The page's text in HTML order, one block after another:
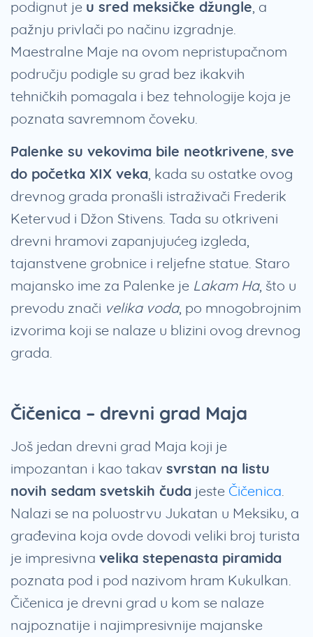
podignut je u sred meksičke džungle , a
pažnju privlači po načinu izgradnje.
Maestralne Maje na ovom nepristupačnom
području podigle su grad bez ikakvih
tehničkih pomagala i bez tehnologije koja je
poznata savremnom čoveku.
Palenke su vekovima bile neotkrivene sve
do početka XIX veka , kada su ostatke ovog
drevnog grada pronašli istraživači Frederik
Ketervud i Džon Stivens. Tada su otkriveni
drevni hramovi zapanjujućeg izgleda,
tajanstvene grobnice i reljefne statue. Staro
majansko ime za Palenke je Lakam Ha, što u
prevodu znači velika voda, po mnogobrojnim
izvorima koji se nalaze u blizini ovog drevnog
grada.
Čičenica – drevni grad Maja
Još jedan drevni grad Maja koji je
impozantan i kao takav svrstan na listu
novih sedam svetskih čuda jeste Čičenica
Nalazi se na poluostrvu Jukatan u Meksiku, a
građevina koja ovde dovodi veliki broj turista
je impresivna velika stepenasta piramida
poznata pod i pod nazivom hram Kukulkan.
Čičenica je drevni grad u kom se nalaze
najpoznatije i najimpresivnije majanske